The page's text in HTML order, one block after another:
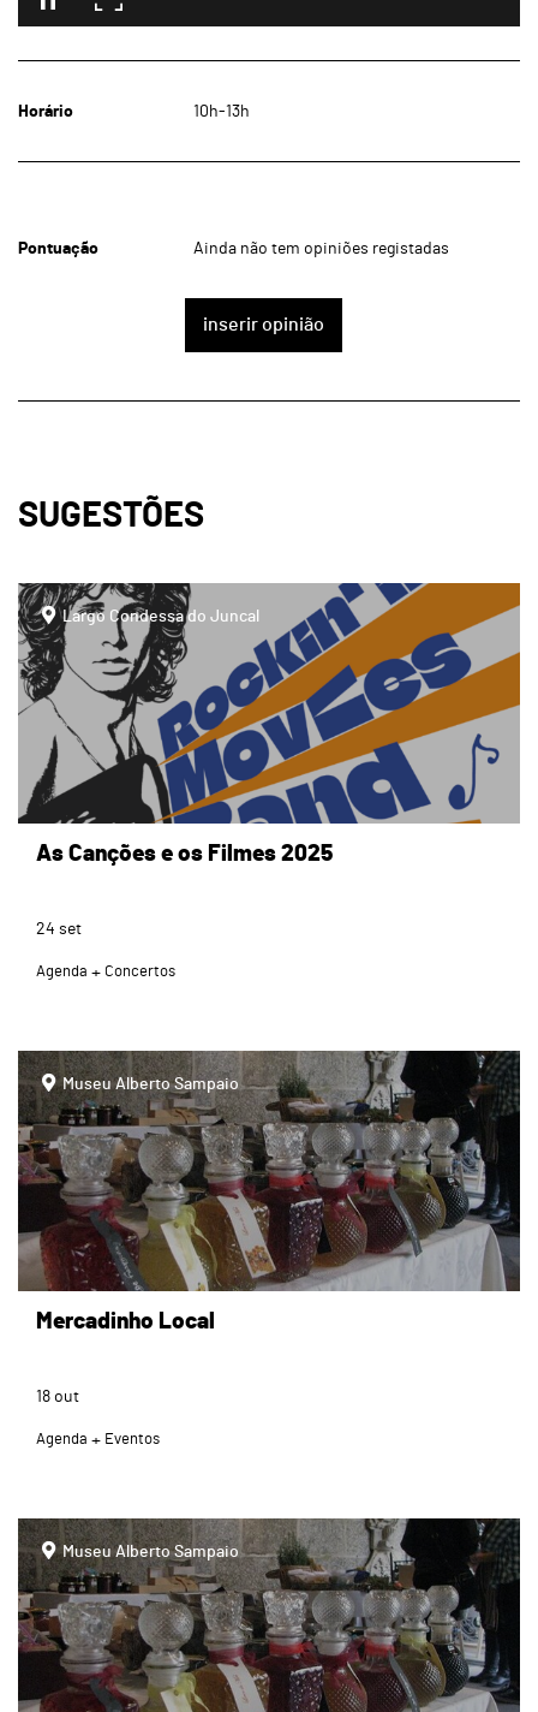
Horário 10h-13h
Pontuação Ainda não tem opiniões registadas
inserir opinião
SUGESTÕES
page
Largo Condessa do Juncal
As Canções e os Filmes 2025
24 set
Agenda Concertos
page
Museu Alberto Sampaio
Mercadinho Local
18 out
Agenda Eventos
page
Museu Alberto Sampaio